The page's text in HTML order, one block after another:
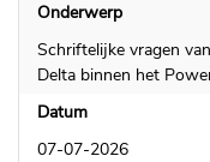
Onderwerp
Schriftelijke vragen
Delta binnen het
Datum
07-07-2026